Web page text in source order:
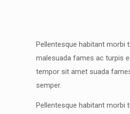
Pellentesque habitant morbi
malesuada fames ac turpis
tempor sit amet suada
semper.
Pellentesque habitant morbi